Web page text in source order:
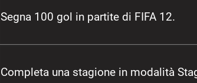
Segna 100 gol in partite di FIFA 12.
Completa una stagione in modalità